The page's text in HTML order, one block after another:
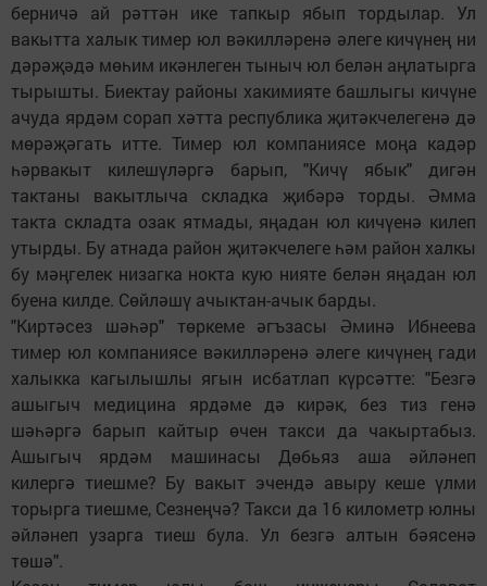
берничә ай рәттән ике тапкыр ябып тордылар. Ул
вакытта халык тимер юл вәкилләренә әлеге кичүнең ни
дәрәҗәдә мөһим икәнлеген тыныч юл белән аңлатырга
тырышты. Биектау районы хакимияте башлыгы кичүне
ачуда ярдәм сорап хәтта республика җитәкчелегенә дә
мөрәҗәгать итте. Тимер юл компаниясе моңа кадәр
һәрвакыт килешүләргә барып, "Кичү ябык" дигән
тактаны вакытлыча складка җибәрә торды. Әмма
такта складта озак ятмады, яңадан юл кичүенә килеп
утырды. Бу атнада район җитәкчелеге һәм район халкы
бу мәңгелек низагка нокта кую нияте белән яңадан юл
буена килде. Сөйләшү ачыктан-ачык барды.
"Киртәсез шәһәр" төркеме әгъзасы Әминә Ибнеева
тимер юл компаниясе вәкилләренә әлеге кичүнең гади
халыкка кагылышлы ягын исбатлап күрсәтте: "Безгә
ашыгыч медицина ярдәме дә кирәк, без тиз генә
шәһәргә барып кайтыр өчен такси да чакыртабыз.
Ашыгыч ярдәм машинасы Дөбьяз аша әйләнеп
килергә тиешме? Бу вакыт эчендә авыру кеше үлми
торырга тиешме, Сезнеңчә? Такси да 16 километр юлны
әйләнеп узарга тиеш була. Ул безгә алтын бәясенә
төшә".